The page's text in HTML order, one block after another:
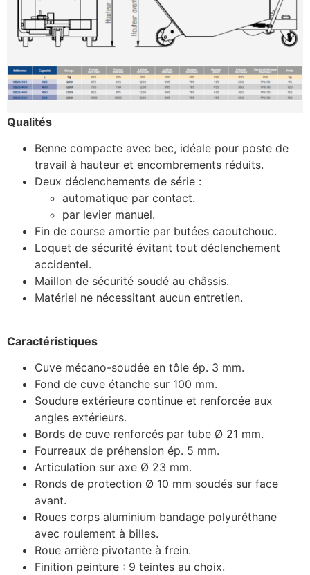
Qualités
Benne compacte avec bec, idéale pour poste de
travail à hauteur et encombrements réduits.
Deux déclenchements de série :
automatique par contact.
par levier manuel.
Fin de course amortie par butées caoutchouc.
Loquet de sécurité évitant tout déclenchement
accidentel.
Maillon de sécurité soudé au châssis.
Matériel ne nécessitant aucun entretien.
Caractéristiques
Cuve mécano-soudée en tôle ép. 3 mm.
Fond de cuve étanche sur 100 mm.
Soudure extérieure continue et renforcée aux
angles extérieurs.
Bords de cuve renforcés par tube Ø 21 mm.
Fourreaux de préhension ép. 5 mm.
Articulation sur axe Ø 23 mm.
Ronds de protection Ø 10 mm soudés sur face
avant.
Roues corps aluminium bandage polyuréthane
avec roulement à billes.
Roue arrière pivotante à frein.
Finition peinture : 9 teintes au choix.